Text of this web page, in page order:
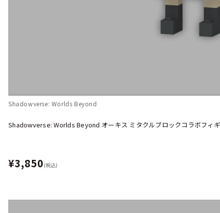
Shadowverse: Worlds Beyond
Shadowverse: Worlds Beyond オーキス ミタクルブロックコラボフィ
¥3,850 (税込)